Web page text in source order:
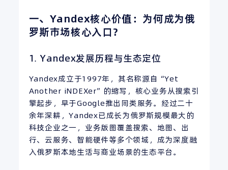
一、Yandex核心价值：为何成为俄
罗斯市场核心入口？
1. Yandex发展历程与生态定位
Yandex成立于1997年，其名称源自“Yet
Another iNDEXer”的缩写，核心业务从搜索引
擎起步，早于Google推出同类服务。经过二十
余年深耕，Yandex已成长为俄罗斯规模最大的
科技企业之一，业务版图覆盖搜索、地图、出
行、云服务、智能硬件等多个领域，成为深度融
入俄罗斯本地生活与商业场景的生态平台。